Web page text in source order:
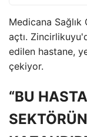
Medicana
açtı.
edilen hastane,
çekiyor.
“BU